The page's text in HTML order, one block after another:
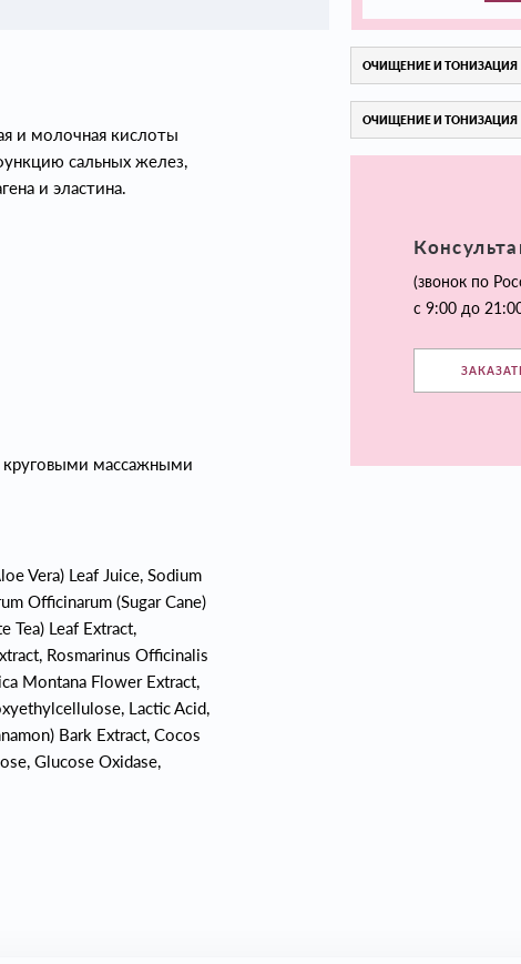
и молочная кислоты
сальных желез,
и эластина.
массажными
Vera) Leaf Juice, Sodium
Officinarum (Sugar Cane)
Tea) Leaf Extract,
Rosmarinus Officinalis
Montana Flower Extract,
Lactic Acid,
Bark Extract, Cocos
Glucose Oxidase,
ОЧИЩЕНИЕ И ТОНИЗАЦИЯ
ОЧИЩЕНИЕ И ТОНИЗАЦИЯ
(звонок по
с 9:00 до